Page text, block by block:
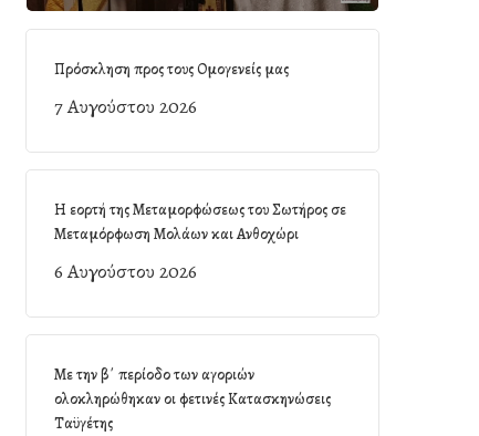
Πρόσκληση προς τους Ομογενείς μας
7 Αυγούστου 2026
Η εορτή της Μεταμορφώσεως του Σωτήρος σε
Μεταμόρφωση Μολάων και Ανθοχώρι
6 Αυγούστου 2026
Με την β΄ περίοδο των αγοριών
ολοκληρώθηκαν οι φετινές Κατασκηνώσεις
Ταϋγέτης